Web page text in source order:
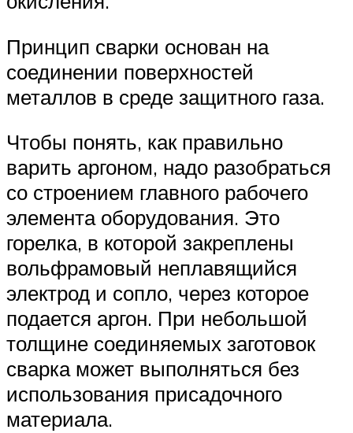
Принцип сварки основан на
соединении поверхностей
металлов в среде защитного газа.
Чтобы понять, как правильно
варить аргоном, надо разобраться
со строением главного рабочего
элемента оборудования. Это
горелка, в которой закреплены
вольфрамовый неплавящийся
электрод и сопло, через которое
подается аргон. При небольшой
толщине соединяемых заготовок
сварка может выполняться без
использования присадочного
материала.